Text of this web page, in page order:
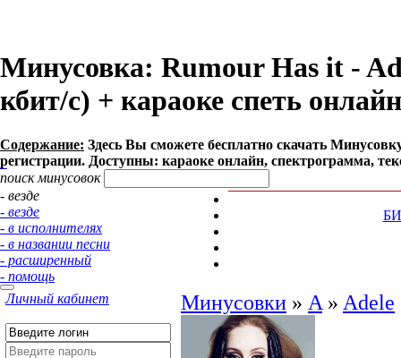
Минусовка: Rumour Has it -
кбит/с) + караоке спеть онлайн
Содержание: Здесь Вы сможете бесплатно cкачать
регистрации. Доступны: караоке онлайн, спектрограмма,
поиск минусовок
- везде
- везде
- в исполнителях
- в названии песни
- расширенный
- помощь
Личный кабинет Минусовки » A » Adele